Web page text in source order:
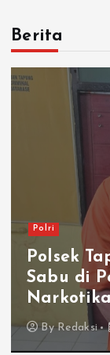
Berita
Polri
Polsek
Sabu di
Narkotika
ByRedaksi